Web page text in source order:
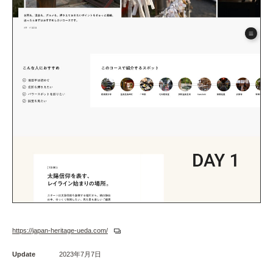
https://japan-heritage-ueda.com/
Update
2023年7月7日